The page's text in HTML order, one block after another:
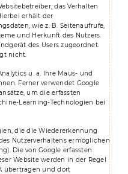
das Verhalten
erhält der
wie z. B. Seitenaufrufe,
und Herkunft des Nutzers.
des Users zugeordnet.
nicht.
u. a. Ihre Maus- und
Ferner verwendet Google
um die erfassten
Learning-Technologien bei
die die Wiedererkennung
Nutzerverhaltens ermöglichen
Die von Google erfassten
Website werden in der Regel
übertragen und dort